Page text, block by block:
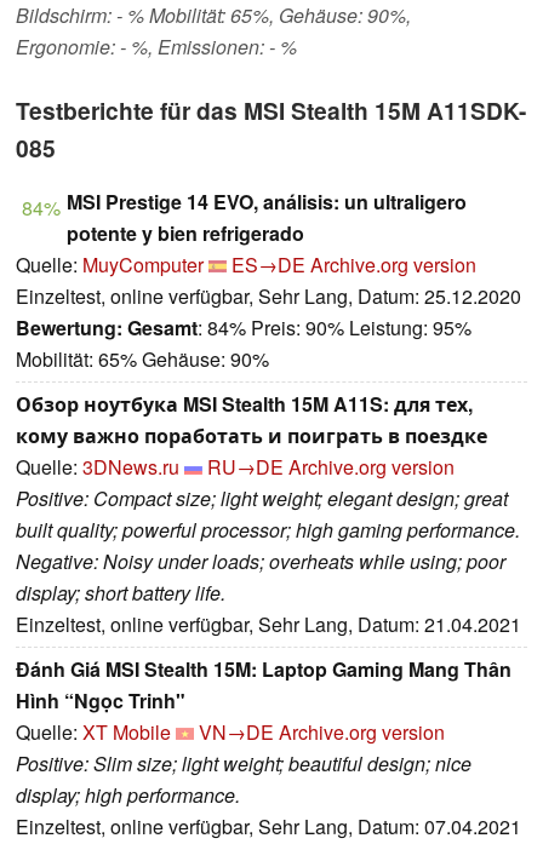
Bildschirm: - % Mobilität: 65%, Gehäuse: 90%,
Ergonomie: - %, Emissionen: - %
Testberichte für das MSI Stealth 15M A11SDK-
085
84% MSI Prestige 14 EVO, análisis: un ultraligero
potente y bien refrigerado
Quelle: MuyComputer ES→DE Archive.org version
Einzeltest, online verfügbar, Sehr Lang, Datum: 25.12.2020
Bewertung: Gesamt: 84% Preis: 90% Leistung: 95%
Mobilität: 65% Gehäuse: 90%
Обзор ноутбука MSI Stealth 15M A11S: для тех,
кому важно поработать и поиграть в поездке
Quelle: 3DNews.ru RU→DE Archive.org version
Positive: Compact size; light weight; elegant design; great
built quality; powerful processor; high gaming performance.
Negative: Noisy under loads; overheats while using; poor
display; short battery life.
Einzeltest, online verfügbar, Sehr Lang, Datum: 21.04.2021
Đánh Giá MSI Stealth 15M: Laptop Gaming Mang Thân
Hình “Ngọc Trinh"
Quelle: XT Mobile VN→DE Archive.org version
Positive: Slim size; light weight; beautiful design; nice
display; high performance.
Einzeltest, online verfügbar, Sehr Lang, Datum: 07.04.2021